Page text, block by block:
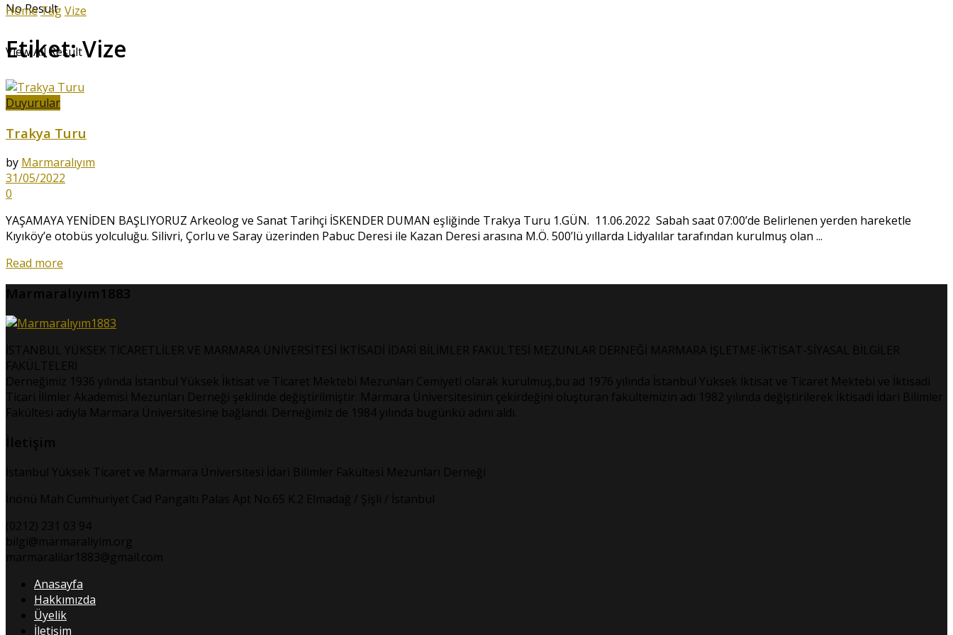
No Result
View All Result
HomeTagVize
Etiket:Vize
Duyurular
Trakya Turu
by Marmaralıyım
31/05/2022
0
YAŞAMAYA YENİDEN BAŞLIYORUZ Arkeolog ve Sanat Tarihçi İSKENDER DUMAN eşliğinde Trakya Turu 1.GÜN. 11.06.2022 Sabah saat 07:00’de Belirlenen yerden hareketle
Kıyıköy’e otobüs yolculuğu. Silivri, Çorlu ve Saray üzerinden Pabuc Deresi ile Kazan Deresi arasına M.Ö. 500’lü yıllarda Lidyalılar tarafından kurulmuş olan ...
Read more
Marmaralıyım1883
İSTANBUL YÜKSEK TİCARETLİLER VE MARMARA ÜNİVERSİTESİ İKTİSADİ İDARİ BİLİMLER FAKÜLTESİ MEZUNLAR DERNEĞİ MARMARA İŞLETME-İKTİSAT-SİYASAL BİLGİLER
FAKÜLTELERİ
Derneğimiz 1936 yılında İstanbul Yüksek İktisat ve Ticaret Mektebi Mezunları Cemiyeti olarak kurulmuş,bu ad 1976 yılında İstanbul Yüksek İktisat ve Ticaret Mektebi ve İktisadi
Ticari İlimler Akademisi Mezunları Derneği şeklinde değiştirilmiştir. Marmara Üniversitesinin çekirdeğini oluşturan fakültemizin adı 1982 yılında değiştirilerek İktisadi İdari Bilimler
Fakültesi adıyla Marmara Üniversitesine bağlandı. Derneğimiz de 1984 yılında bugünkü adını aldı.
İletişim
İstanbul Yüksek Ticaret ve Marmara Üniversitesi İdari Bilimler Fakültesi Mezunları Derneği
İnönü Mah Cumhuriyet Cad Pangaltı Palas Apt No.65 K.2 Elmadağ / Şişli / İstanbul
(0212) 231 03 94
bilgi@marmaraliyim.org
marmaralilar1883@gmail.com
Anasayfa
Hakkımızda
Üyelik
İletişim